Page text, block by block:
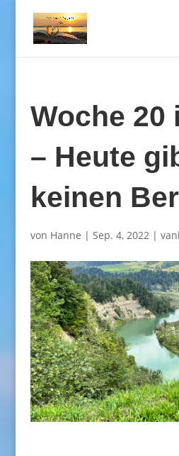
Woche 20
– Heute
keinen
von Hanne | Sep. 4, 2022|